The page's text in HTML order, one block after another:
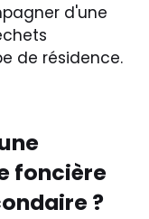
d'une
de résidence.
foncière
?